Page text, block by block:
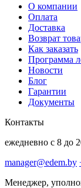
О компании
Оплата
Доставка
Возврат
Как заказать
Программа
Новости
Блог
Гарантии
Документы
Контакты
ежедневно с 8 до
manager@edem.by
Менеджер,